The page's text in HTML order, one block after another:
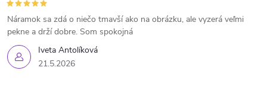
Iveta Antolíková
21.5.2026
Náramok sa zdá o niečo tmavší ako na obrázku, ale vyzerá veľmi
pekne a drží dobre. Som spokojná